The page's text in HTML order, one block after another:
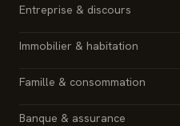
Entreprise & discours
Immobilier & habitation
Famille & consommation
Banque & assurance